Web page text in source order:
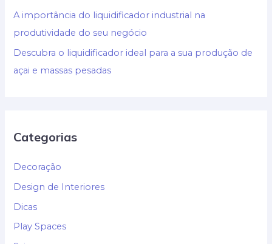
A importância do liquidificador industrial na
produtividade do seu negócio
Descubra o liquidificador ideal para a sua produção de
açai e massas pesadas
Categorias
Decoração
Design de Interiores
Dicas
Play Spaces